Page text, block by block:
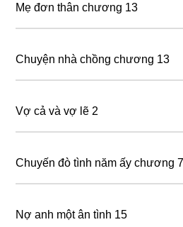
Mẹ đơn thân chương 13
Chuyện nhà chồng chương 13
Vợ cả và vợ lẽ 2
Chuyến đò tình năm ấy chương 7
Nợ anh một ân tình 15